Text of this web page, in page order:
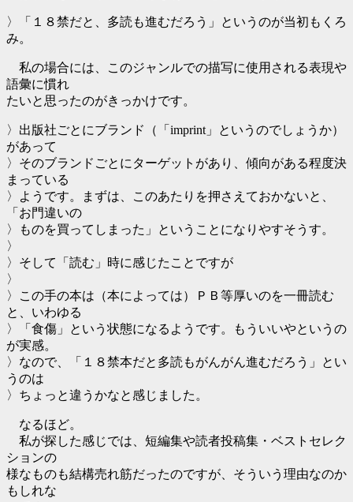
〉「１８禁だと、多読も進むだろう」というのが当初もくろ
み。
私の場合には、このジャンルでの描写に使用される表現や
語彙に慣れ
たいと思ったのがきっかけです。
〉出版社ごとにブランド（「imprint」というのでしょうか）
があって
〉そのブランドごとにターゲットがあり、傾向がある程度決
まっている
〉ようです。まずは、このあたりを押さえておかないと、
「お門違いの
〉ものを買ってしまった」ということになりやすそうす。
〉
〉そして「読む」時に感じたことですが
〉
〉この手の本は（本によっては）ＰＢ等厚いのを一冊読む
と、いわゆる
〉「食傷」という状態になるようです。もういいやというの
が実感。
〉なので、「１８禁本だと多読もがんがん進むだろう」とい
うのは
〉ちょっと違うかなと感じました。
なるほど。
私が探した感じでは、短編集や読者投稿集・ベストセレク
ションの
様なものも結構売れ筋だったのですが、そういう理由なのか
もしれな